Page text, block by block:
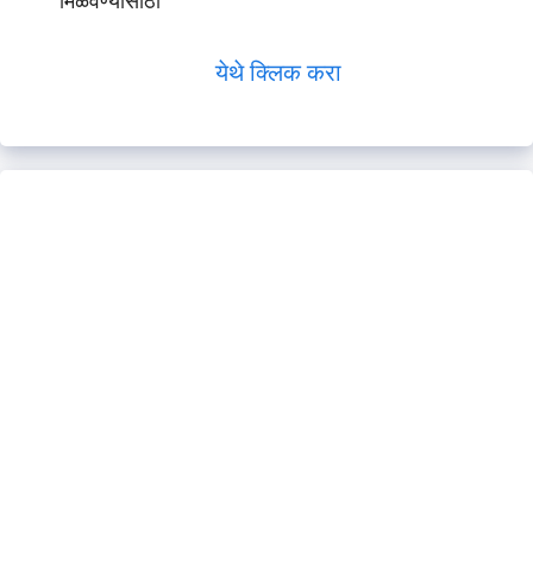
येथे क्लिक करा